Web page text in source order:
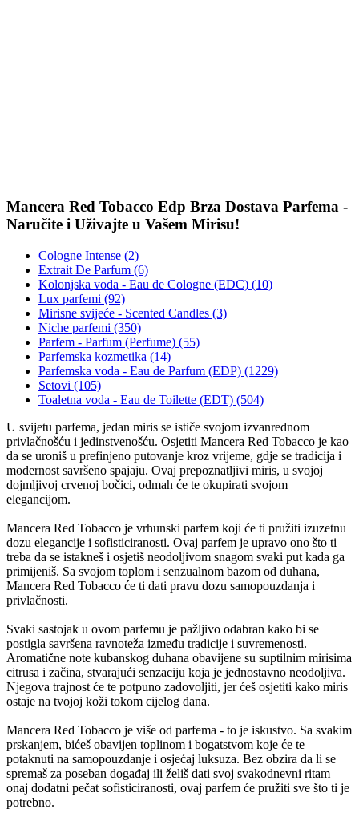
Mancera Red Tobacco Edp Brza Dostava Parfema -
Naručite i Uživajte u Vašem Mirisu!
Cologne Intense (2)
Extrait De Parfum (6)
Kolonjska voda - Eau de Cologne (EDC) (10)
Lux parfemi (92)
Mirisne svijeće - Scented Candles (3)
Niche parfemi (350)
Parfem - Parfum (Perfume) (55)
Parfemska kozmetika (14)
Parfemska voda - Eau de Parfum (EDP) (1229)
Setovi (105)
Toaletna voda - Eau de Toilette (EDT) (504)
U svijetu parfema, jedan miris se ističe svojom izvanrednom
privlačnošću i jedinstvenošću. Osjetiti Mancera Red Tobacco je kao
da se uroniš u prefinjeno putovanje kroz vrijeme, gdje se tradicija i
modernost savršeno spajaju. Ovaj prepoznatljivi miris, u svojoj
dojmljivoj crvenoj bočici, odmah će te okupirati svojom
elegancijom.
Mancera Red Tobacco je vrhunski parfem koji će ti pružiti izuzetnu
dozu elegancije i sofisticiranosti. Ovaj parfem je upravo ono što ti
treba da se istakneš i osjetiš neodoljivom snagom svaki put kada ga
primijeniš. Sa svojom toplom i senzualnom bazom od duhana,
Mancera Red Tobacco će ti dati pravu dozu samopouzdanja i
privlačnosti.
Svaki sastojak u ovom parfemu je pažljivo odabran kako bi se
postigla savršena ravnoteža između tradicije i suvremenosti.
Aromatične note kubanskog duhana obavijene su suptilnim mirisima
citrusa i začina, stvarajući senzaciju koja je jednostavno neodoljiva.
Njegova trajnost će te potpuno zadovoljiti, jer ćeš osjetiti kako miris
ostaje na tvojoj koži tokom cijelog dana.
Mancera Red Tobacco je više od parfema - to je iskustvo. Sa svakim
prskanjem, bićeš obavijen toplinom i bogatstvom koje će te
potaknuti na samopouzdanje i osjećaj luksuza. Bez obzira da li se
spremaš za poseban događaj ili želiš dati svoj svakodnevni ritam
onaj dodatni pečat sofisticiranosti, ovaj parfem će pružiti sve što ti je
potrebno.